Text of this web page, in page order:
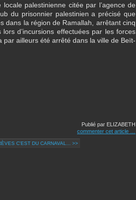
palestinienne citée par l’agence de
du prisonnier palestinien a précisé que
dans la région de Ramallah, arrêtant cinq
d’incursions effectuées par les forces
par ailleurs été arrêté dans la ville de Beït-
Publié par ELIZABETH
commenter cet article
C'EST DU CARNAVAL... >>